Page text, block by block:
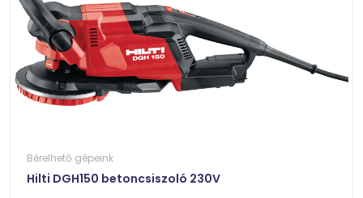
Bérelhető gépeink
Hilti DGH150 betoncsiszoló 230V